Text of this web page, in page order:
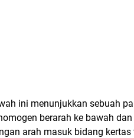
ini menunjukkan sebuah
berarah ke bawah
arah masuk bidang